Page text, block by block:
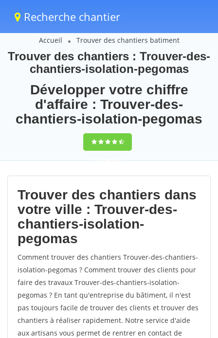
Recherche chantier
Accueil Trouver des chantiers batiment
Trouver des chantiers : Trouver-des-
chantiers-isolation-pegomas
Développer votre chiffre
d'affaire : Trouver-des-
chantiers-isolation-pegomas
9,5(100%)91
votes
Trouver des chantiers dans
votre ville : Trouver-des-
chantiers-isolation-
pegomas
Comment trouver des chantiers Trouver-des-chantiers-
isolation-pegomas ? Comment trouver des clients pour
faire des travaux Trouver-des-chantiers-isolation-
pegomas ? En tant qu'entreprise du bâtiment, il n'est
pas toujours facile de trouver des clients et trouver des
chantiers à réaliser rapidement. Notre service d'aide
aux artisans vous permet de rentrer en contact de